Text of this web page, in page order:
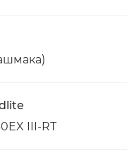
III-RT